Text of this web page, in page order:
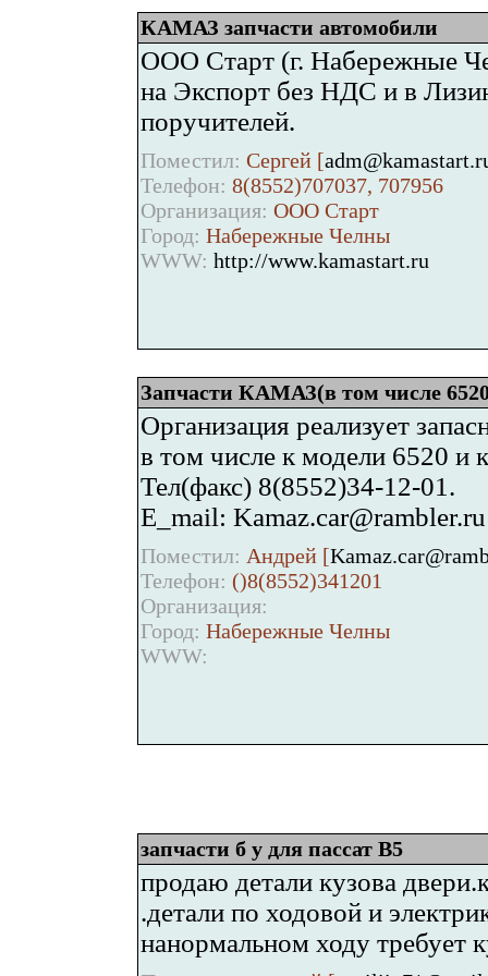
КАМАЗ запчасти автомобили
ООО Старт (г. Набережные
на Экспорт без НДС и в
поручителей.
Поместил: Сергей [
Телефон: 8(8552)707037, 707956
Организация: ООО Старт
Город: Набережные Челны
WWW: http://www.kamastart.ru
Запчасти КАМАЗ(в том числе
Организация реализует
в том числе к модели 6520
Тел(факс) 8(8552)34-12-01.
E_mail: Kamaz.car@rambler.ru
Поместил: Андрей [
Телефон: ()8(8552)341201
Организация:
Город: Набережные Челны
WWW:
запчасти б у для пассат B5
продаю детали кузова
.детали по ходовой и
нанормальном ходу требует